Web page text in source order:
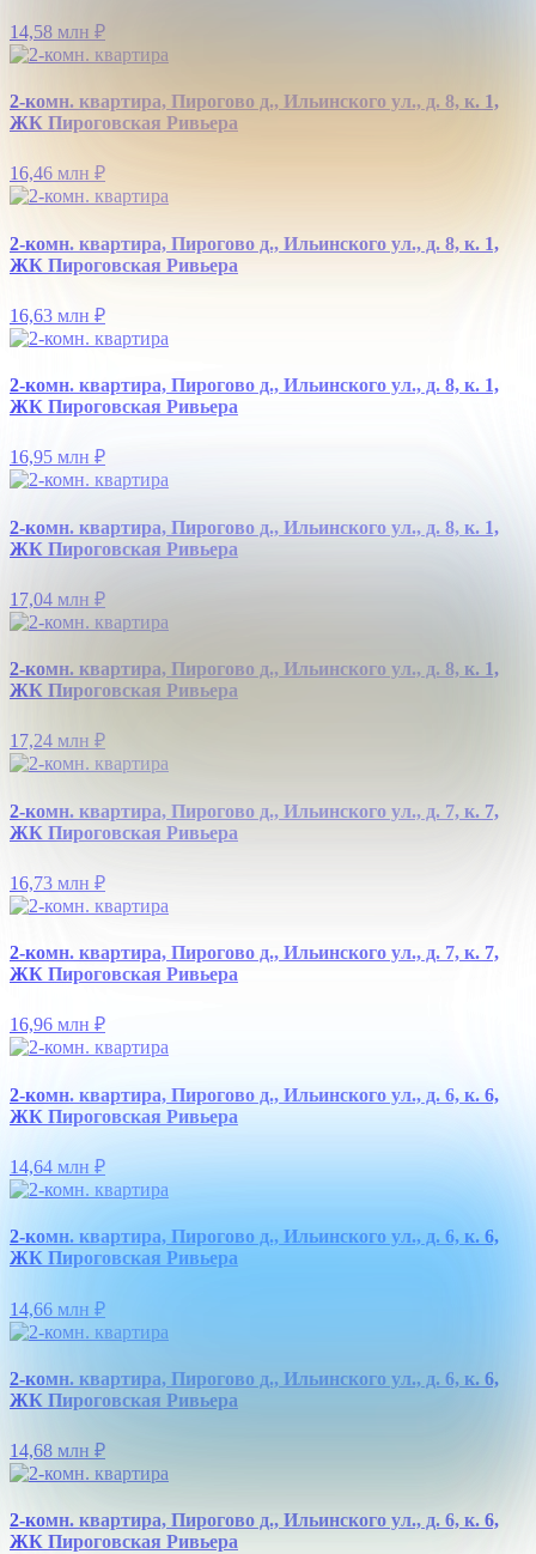
14,58 млн ₽
2-комн. квартира, Пирогово д., Ильинского ул., д. 8, к. 1,
ЖК Пироговская Ривьера
16,46 млн ₽
2-комн. квартира, Пирогово д., Ильинского ул., д. 8, к. 1,
ЖК Пироговская Ривьера
16,63 млн ₽
2-комн. квартира, Пирогово д., Ильинского ул., д. 8, к. 1,
ЖК Пироговская Ривьера
16,95 млн ₽
2-комн. квартира, Пирогово д., Ильинского ул., д. 8, к. 1,
ЖК Пироговская Ривьера
17,04 млн ₽
2-комн. квартира, Пирогово д., Ильинского ул., д. 8, к. 1,
ЖК Пироговская Ривьера
17,24 млн ₽
2-комн. квартира, Пирогово д., Ильинского ул., д. 7, к. 7,
ЖК Пироговская Ривьера
16,73 млн ₽
2-комн. квартира, Пирогово д., Ильинского ул., д. 7, к. 7,
ЖК Пироговская Ривьера
16,96 млн ₽
2-комн. квартира, Пирогово д., Ильинского ул., д. 6, к. 6,
ЖК Пироговская Ривьера
14,64 млн ₽
2-комн. квартира, Пирогово д., Ильинского ул., д. 6, к. 6,
ЖК Пироговская Ривьера
14,66 млн ₽
2-комн. квартира, Пирогово д., Ильинского ул., д. 6, к. 6,
ЖК Пироговская Ривьера
14,68 млн ₽
2-комн. квартира, Пирогово д., Ильинского ул., д. 6, к. 6,
ЖК Пироговская Ривьера